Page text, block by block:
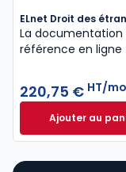
ELnet Droit des
La documentation
référence en ligne
220,75 € HT/
Ajouter auELnet